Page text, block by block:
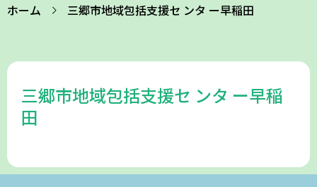
ホーム 三郷市地域包括支援セ ンタ ー早稲田
三郷市地域包括支援セ ンタ ー早稲
田